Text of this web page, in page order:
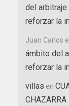
del
reforzar la
Juan Carlos
ámbito del
reforzar la
villas en
CHAZARRA